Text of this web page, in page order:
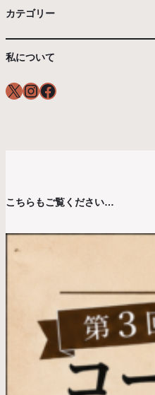
カテゴリー
私について
X InstagramFacebook
こちらもご覧ください…